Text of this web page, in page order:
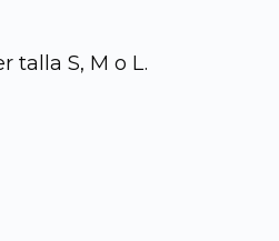
talla S, M o L.